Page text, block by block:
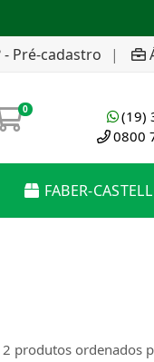
- Pré-cadastro |
0
(19)
0800
FABER-CASTELL
produtos ordenados